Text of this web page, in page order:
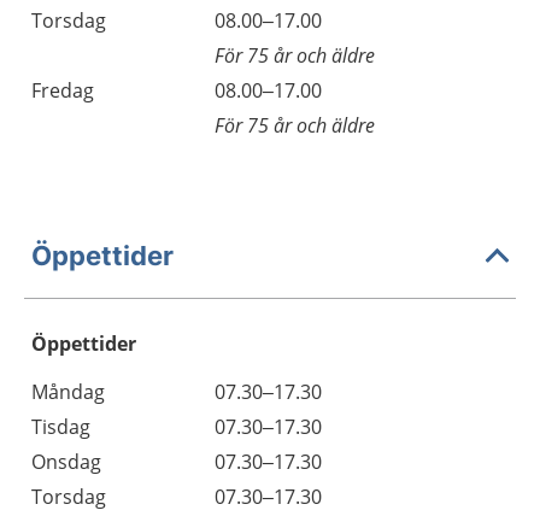
Torsdag
08.00–17.00
För 75 år och äldre
Fredag
08.00–17.00
För 75 år och äldre
Öppettider
Öppettider
Dag
Öppettider
Kommentarer
Måndag
07.30–17.30
Tisdag
07.30–17.30
Onsdag
07.30–17.30
Torsdag
07.30–17.30